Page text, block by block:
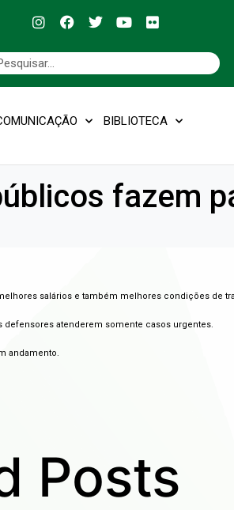
BIBLIOTECA
fazem
salários e também melhores condições de
defensores atenderem somente casos urgentes.
andamento.
Posts